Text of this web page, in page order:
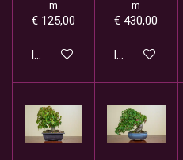
m
€ 125,00
In winkelwagen
m
€ 430,00
In